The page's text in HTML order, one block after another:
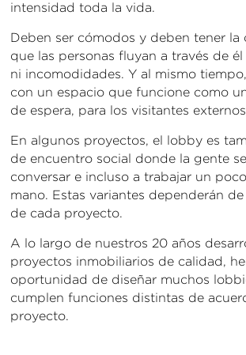
intensidad toda la vida.
Deben ser cómodos y deben tener la
que las personas fluyan a través de
ni incomodidades. Y al mismo
con un espacio que funcione como
de espera, para los visitantes
En algunos proyectos, el lobby es
de encuentro social donde la gente
conversar e incluso a trabajar un
mano. Estas variantes dependerán
de cada proyecto.
A lo largo de nuestros 20 años
proyectos inmobiliarios de calidad,
oportunidad de diseñar muchos
cumplen funciones distintas de
proyecto.